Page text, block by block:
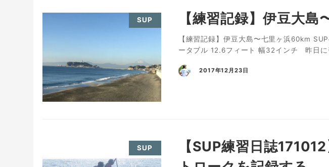
SUP 【練習記録】伊豆大
【練習記録】伊豆大島〜七里ヶ浜60km
ータブル 12.6フィート 幅32インチ 昨日
2017年12月23日
SUP
【SUP練習日誌